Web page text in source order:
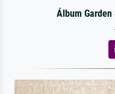
Álbum